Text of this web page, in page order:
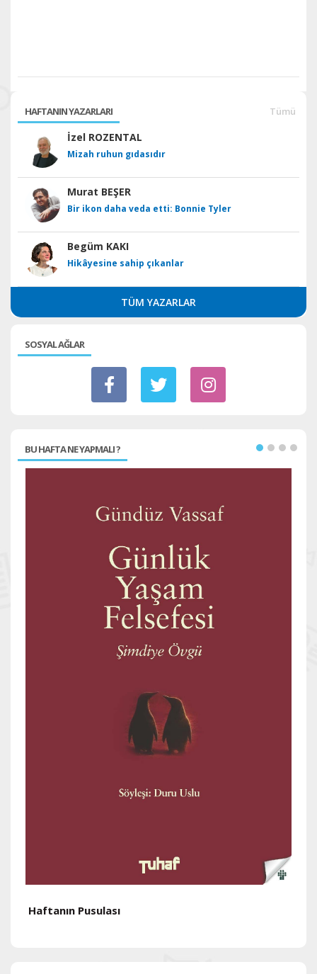
HAFTANIN YAZARLARI Tümü
İzel ROZENTAL
Mizah ruhun gıdasıdır
Murat BEŞER
Bir ikon daha veda etti: Bonnie Tyler
Begüm KAKI
Hikâyesine sahip çıkanlar
TÜM YAZARLAR
SOSYAL AĞLAR
BU HAFTA NE YAPMALI ?
Haftanın Pusulası